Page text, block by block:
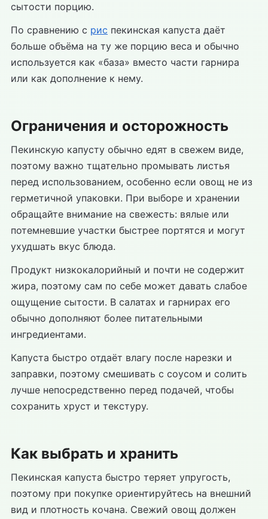
сытости порцию.
По сравнению с рис пекинская капуста даёт
больше объёма на ту же порцию веса и обычно
используется как «база» вместо части гарнира
или как дополнение к нему.
Ограничения и осторожность
Пекинскую капусту обычно едят в свежем виде,
поэтому важно тщательно промывать листья
перед использованием, особенно если овощ не из
герметичной упаковки. При выборе и хранении
обращайте внимание на свежесть: вялые или
потемневшие участки быстрее портятся и могут
ухудшать вкус блюда.
Продукт низкокалорийный и почти не содержит
жира, поэтому сам по себе может давать слабое
ощущение сытости. В салатах и гарнирах его
обычно дополняют более питательными
ингредиентами.
Капуста быстро отдаёт влагу после нарезки и
заправки, поэтому смешивать с соусом и солить
лучше непосредственно перед подачей, чтобы
сохранить хруст и текстуру.
Как выбрать и хранить
Пекинская капуста быстро теряет упругость,
поэтому при покупке ориентируйтесь на внешний
вид и плотность кочана. Свежий овощ должен